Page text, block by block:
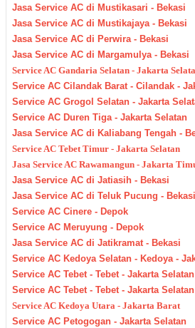
Jasa Service AC di Mustikasari - Bekasi
Jasa Service AC di Mustikajaya - Bekasi
Jasa Service AC di Perwira - Bekasi
Jasa Service AC di Margamulya - Bekasi
Service AC Gandaria Selatan - Jakarta
Service AC Cilandak Barat - Cilandak -
Service AC Grogol Selatan - Jakarta
Service AC Duren Tiga - Jakarta Selatan
Jasa Service AC di Kaliabang Tengah -
Service AC Tebet Timur - Jakarta Selatan
Jasa Service AC Rawamangun - Jakarta
Jasa Service AC di Jatiasih - Bekasi
Jasa Service AC di Teluk Pucung - Bekasi
Service AC Cinere - Depok
Service AC Meruyung - Depok
Jasa Service AC di Jatikramat - Bekasi
Service AC Kedoya Selatan - Kedoya -
Service AC Tebet - Tebet - Jakarta Selatan
Service AC Tebet - Tebet - Jakarta Selatan
Service AC Kedoya Utara - Jakarta Barat
Service AC Petogogan - Jakarta Selatan